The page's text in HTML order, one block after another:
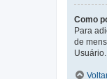
Como
Para
de